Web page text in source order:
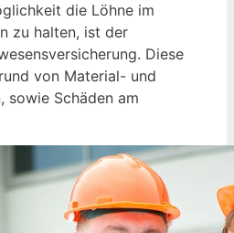
die Löhne im
zu halten, ist der
Diese
von Material- und
sowie Schäden am